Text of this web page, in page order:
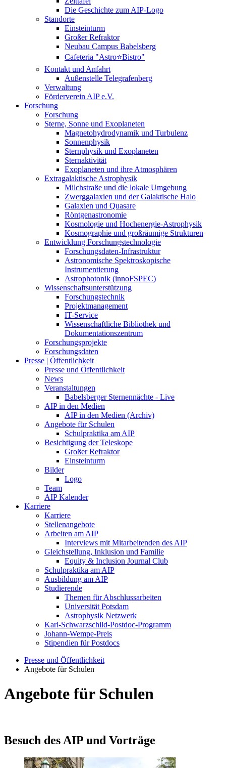
Die Geschichte zum AIP-Logo
Standorte
Einsteinturm
Großer Refraktor
Neubau Campus Babelsberg
Cafeteria "Astro⭐Bistro"
Kontakt und Anfahrt
Außenstelle Telegrafenberg
Verwaltung
Förderverein AIP e.V.
Forschung
Forschung
Sterne, Sonne und Exoplaneten
Magnetohydrodynamik und Turbulenz
Sonnenphysik
Sternphysik und Exoplaneten
Sternaktivität
Exoplaneten und ihre Atmosphären
Extragalaktische Astrophysik
Milchstraße und die lokale Umgebung
Zwerggalaxien und der Galaktische Halo
Galaxien und Quasare
Röntgenastronomie
Kosmologie und Hochenergie-Astrophysik
Kosmographie und großräumige Strukturen
Entwicklung Forschungstechnologie
Forschungsdaten-Infrastruktur
Astronomische Spektroskopische
Instrumentierung
Astrophotonik (innoFSPEC)
Wissenschaftsunterstützung
Forschungstechnik
Projektmanagement
IT-Service
Wissenschaftliche Bibliothek und
Dokumentationszentrum
Forschungsprojekte
Forschungsdaten
Presse | Öffentlichkeit
Presse und Öffentlichkeit
News
Veranstaltungen
Babelsberger Sternennächte - Live
AIP in den Medien
AIP in den Medien (Archiv)
Angebote für Schulen
Schulpraktika am AIP
Besichtigung der Teleskope
Großer Refraktor
Einsteinturm
Bilder
Logo
Team
AIP Kalender
Karriere
Karriere
Stellenangebote
Arbeiten am AIP
Interviews mit Mitarbeitenden des AIP
Gleichstellung, Inklusion und Familie
Equity & Inclusion Journal Club
Schulpraktika am AIP
Ausbildung am AIP
Studierende
Themen für Abschlussarbeiten
Universität Potsdam
Astrophysik Netzwerk
Karl-Schwarzschild-Postdoc-Programm
Johann-Wempe-Preis
Stipendien für Postdocs
Presse und Öffentlichkeit
Angebote für Schulen
Angebote für Schulen
Besuch des AIP und Vorträge